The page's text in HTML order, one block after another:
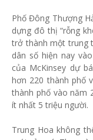
Phố Đông Thượng
dựng đô thị “rỗng
trở thành một trung
dân số hiện nay
của McKinsey dự
hơn 220 thành phố
thành phố vào năm
ít nhất 5 triệu người.
Trung Hoa không